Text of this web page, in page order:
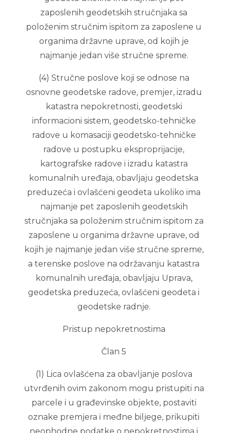
zaposlenih geodetskih stručnjaka sa
položenim stručnim ispitom za zaposlene u
organima državne uprave, od kojih je
najmanje jedan više stručne spreme.
(4) Stručne poslove koji se odnose na
osnovne geodetske radove, premjer, izradu
katastra nepokretnosti, geodetski
informacioni sistem, geodetsko-tehničke
radove u komasaciji geodetsko-tehničke
radove u postupku eksproprijacije,
kartografske radove i izradu katastra
komunalnih uređaja, obavljaju geodetska
preduzeća i ovlašćeni geodeta ukoliko ima
najmanje pet zaposlenih geodetskih
stručnjaka sa položenim stručnim ispitom za
zaposlene u organima državne uprave, od
kojih je najmanje jedan više stručne spreme,
a terenske poslove na održavanju katastra
komunalnih uređaja, obavljaju Uprava,
geodetska preduzeća, ovlašćeni geodeta i
geodetske radnje.
Pristup nepokretnostima
Član 5
(1) Lica ovlašćena za obavljanje poslova
utvrđenih ovim zakonom mogu pristupiti na
parcele i u građevinske objekte, postaviti
oznake premjera i međne biljege, prikupiti